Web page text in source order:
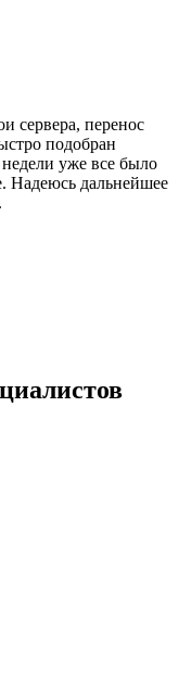
сервера, перенос
подобран
уже все было
Надеюсь дальнейшее